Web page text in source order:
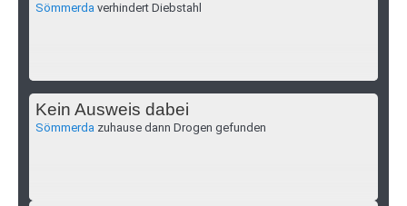
Sömmerda verhindert Diebstahl
Kein Ausweis dabei
Sömmerda zuhause dann Drogen gefunden